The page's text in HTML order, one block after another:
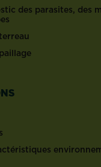
des parasites, des